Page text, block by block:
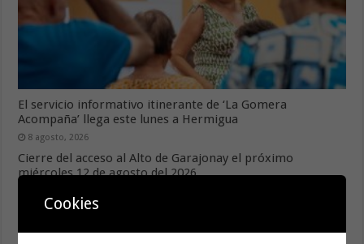
El servicio informativo itinerante de ‘La Gomera
Acompaña’ llega este lunes a Hermigua
8 agosto, 2026
Cierre del acceso al Alto de Garajonay el próximo
miércoles 12 de agosto del 2026
Cookies